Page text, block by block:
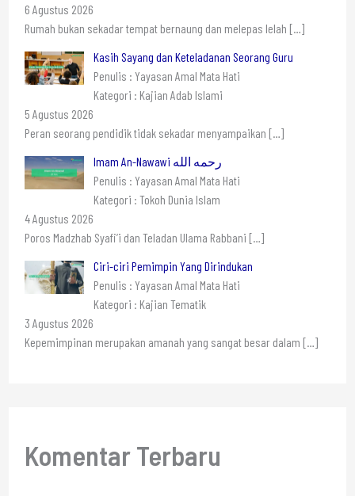
6 Agustus 2026
Rumah bukan sekadar tempat bernaung dan melepas lelah […]
Kasih Sayang dan Keteladanan Seorang Guru
Penulis : Yayasan Amal Mata Hati
Kategori : Kajian Adab Islami
5 Agustus 2026
Peran seorang pendidik tidak sekadar menyampaikan […]
Imam An-Nawawi رحمه الله
Penulis : Yayasan Amal Mata Hati
Kategori : Tokoh Dunia Islam
4 Agustus 2026
Poros Madzhab Syafi’i dan Teladan Ulama Rabbani […]
Ciri-ciri Pemimpin Yang Dirindukan
Penulis : Yayasan Amal Mata Hati
Kategori : Kajian Tematik
3 Agustus 2026
Kepemimpinan merupakan amanah yang sangat besar dalam […]
Komentar Terbaru